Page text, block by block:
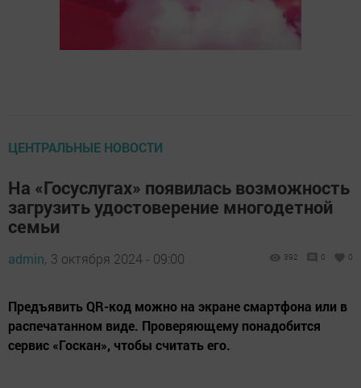
ЦЕНТРАЛЬНЫЕ НОВОСТИ
На «Госуслугах» появилась возможность
загрузить удостоверение многодетной
семьи
admin, 3 октября 2024 - 09:00 392 0 0
Предъявить QR-код можно на экране смартфона или в
распечатанном виде. Проверяющему понадобится
сервис «Госкан», чтобы считать его.